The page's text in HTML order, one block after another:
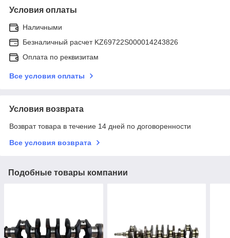
Условия оплаты
Наличными
Безналичный расчет KZ69722S000014243826
Оплата по реквизитам
Все условия оплаты
Условия возврата
Возврат товара в течение 14 дней по договоренности
Все условия возврата
Подобные товары компании